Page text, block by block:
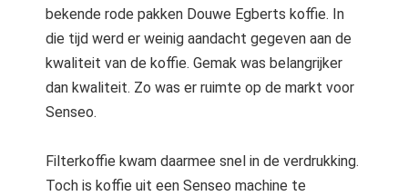
bekende rode pakken Douwe Egberts koffie. In
die tijd werd er weinig aandacht gegeven aan de
kwaliteit van de koffie. Gemak was belangrijker
dan kwaliteit. Zo was er ruimte op de markt voor
Senseo.
Filterkoffie kwam daarmee snel in de verdrukking.
Toch is koffie uit een Senseo machine te